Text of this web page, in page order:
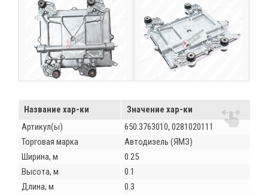
Название хар-ки
Значение хар-ки
Артикул(ы)
650.3763010, 0281020111
Торговая марка
Автодизель (ЯМЗ)
Ширина, м
0.25
Высота, м
0.1
Длина, м
0.3